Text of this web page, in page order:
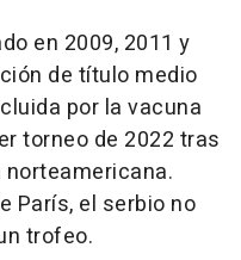
en 2009, 2011 y
de título medio
por la vacuna
torneo de 2022 tras
París, el serbio no
trofeo.